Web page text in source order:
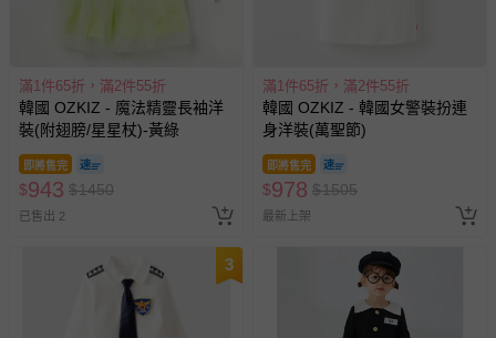
滿1件65折，滿2件55折
韓國 OZKIZ - 魔法精靈長袖洋
裝(附翅膀/星星杖)-黃綠
即將售完
$943 $1450
已售出 2
滿1件65折，滿2件55折
韓國 OZKIZ - 韓國女警裝扮連
身洋裝(萬聖節)
即將售完
$978 $1505
最新上架
3